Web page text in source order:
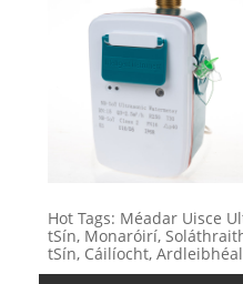
Hot Tags: Méadar Uisce
tSín, Monaróirí,
tSín, Cáilíocht, Ardleibhéal